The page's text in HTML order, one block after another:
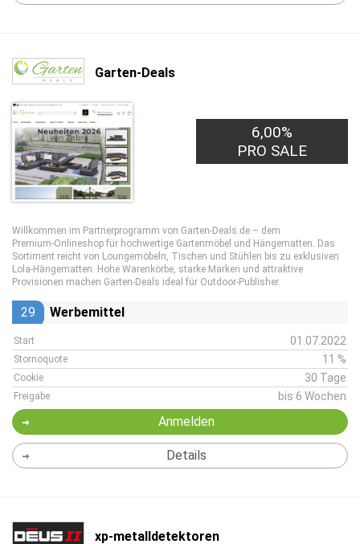
Garten-Deals
6,00%
PRO SALE
Willkommen im Partnerprogramm von Garten‑Deals.de – dem
Premium‑Onlineshop für hochwertige Gartenmöbel und Hängematten. Das
Sortiment reicht von Loungemöbeln, Tischen und Stühlen bis zu exklusiven
Lola‑Hängematten. Hohe Warenkörbe, starke Marken und attraktive
Provisionen machen Garten‑Deals ideal für Outdoor‑Publisher.
29 Werbemittel
Start 01.07.2022
Stornoquote 11 %
Cookie 30 Tage
Freigabe bis 6 Wochen
Anmelden
Details
xp-metalldetektoren